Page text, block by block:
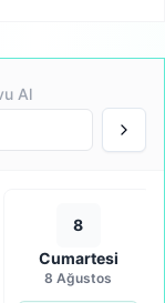
Al
8
Cumartesi
8 Ağustos